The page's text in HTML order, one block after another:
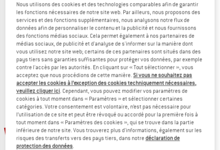
LIFESTRAW
Go 1-Liter
Gourde
59,95 € 47,96 €
5,0(4)
LIFESTRAW
Peak Solo
Filtre à eau
31,95 € 25,56 €
5,0(2)
-20 % -20 %
Nous utilisons des cookies et des technologies comparables afin de garantir
les fonctions nécessaires de notre site web. Par ailleurs, nous proposons des
services et des fonctions supplémentaires, nous analysons notre flux de
données afin de personnaliser le contenu et la publicité et nous fournissons
des fonctions médias sociaux. Cela permet également à nos partenaires de
médias sociaux, de publicité et d'analyse de s'informer sur la manière dont
vous utilisez notre site web; certains de ces partenaires sont situés dans des
pays tiers sans garanties suffisantes pour protéger vos données, par exemple
contre l'accès par les autorités. En cliquant sur « Tout sélectionner », vous
acceptez que nous procédions de cette manière.Si vous ne souhaitez pas
accepter les cookies à l’exception des cookies techniquement nécessaires,
veuillez cliquer ici. Cependant, vous pouvez modifier vos paramètres de
cookies à tout moment dans « Paramètres » et sélectionner certaines
catégories. Votre consentement est volontaire, n’est pas nécessaire pour
l’utilisation de ce site et peut être révoqué ou accordé pour la première fois à
tout moment dans « Paramètres des cookies », qui se trouve dans la partie
inférieure de notre site. Vous trouverez plus d'informations, également sur les
risques des transferts vers des pays tiers, dans notredéclaration de
protection des données.